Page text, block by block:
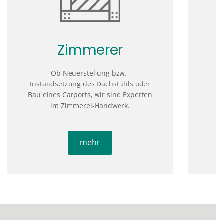
Zimmerer
Ob Neuerstellung bzw.
Instandsetzung des Dachstuhls oder
Bau eines Carports, wir sind Experten
im Zimmerei-Handwerk.
mehr